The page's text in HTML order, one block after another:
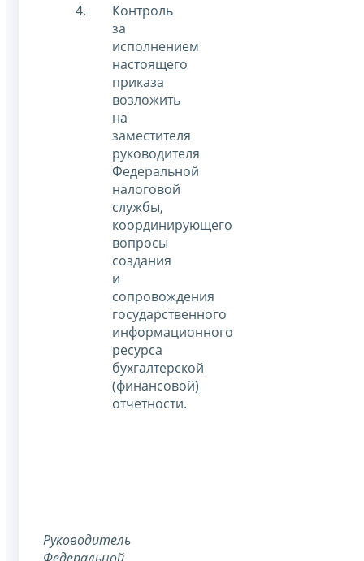
Контроль
за
исполнением
настоящего
приказа
возложить
на
заместителя
руководителя
Федеральной
налоговой
службы,
координирующего
вопросы
создания
и
сопровождения
государственного
информационного
ресурса
бухгалтерской
(финансовой)
отчетности.
Руководитель
Федеральной